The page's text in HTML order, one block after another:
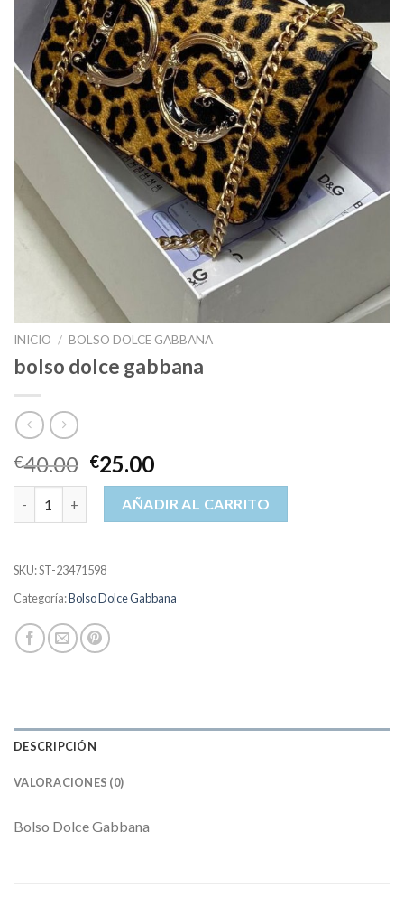
INICIO / BOLSO DOLCE GABBANA
bolso dolce gabbana
€40.00 €25.00
bolso dolce gabbana cantidadAÑADIR AL CARRITO
SKU:ST-23471598
Categoría:Bolso Dolce Gabbana
DESCRIPCIÓN
VALORACIONES (0)
Bolso Dolce Gabbana